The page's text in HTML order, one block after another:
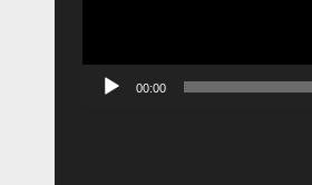
00:00